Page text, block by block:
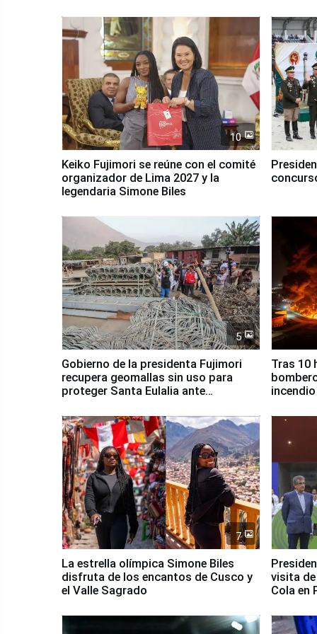
10
Keiko Fujimori se reúne con el comité
organizador de Lima 2027 y la
legendaria Simone Biles
5
Gobierno de la presidenta Fujimori
recupera geomallas sin uso para
proteger Santa Eulalia ante
Tras 10
7
La estrella olímpica Simone Biles
disfruta de los encantos de Cusco y
el Valle Sagrado
visita
Cola en